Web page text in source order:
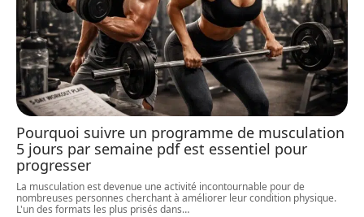
Pourquoi suivre un programme de musculation
5 jours par semaine pdf est essentiel pour
progresser
La musculation est devenue une activité incontournable pour de
nombreuses personnes cherchant à améliorer leur condition physique.
L'un des formats les plus prisés dans…